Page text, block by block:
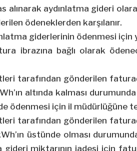
aydınlatma gideri
ödeneklerden karşılanır.
giderlerinin ödenmesi için
ibrazına bağlı olarak
tarafından gönderilen
altında kalması
ödenmesi için il müdürlüğüne
tarafından gönderilen
üstünde olması
gideri miktarının iadesi için